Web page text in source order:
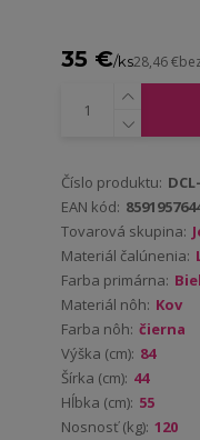
35 €/ks28,46 €
Číslo produktu:
EAN kód:
Tovarová skupina:
Materiál čalúnenia:
Farba primárna:
Materiál nôh: Kov
Farba nôh: čierna
Výška (cm): 84
Šírka (cm): 44
Hĺbka (cm): 55
Nosnosť (kg): 120